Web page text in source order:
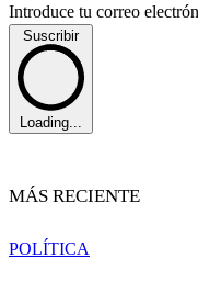
Introduce tu correo
Suscribir
Loading...
MÁS RECIENTE
POLÍTICA